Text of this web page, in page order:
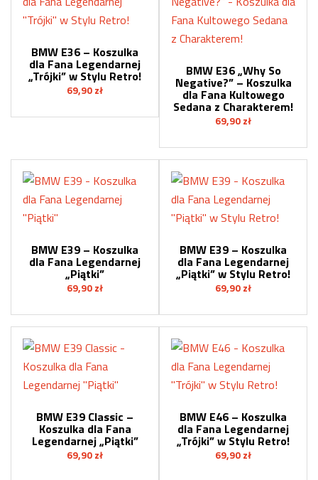
BMW E36 – Koszulka
dla Fana Legendarnej
„Trójki” w Stylu Retro!
69,90 zł
BMW E36 „Why So
Negative?” – Koszulka
dla Fana Kultowego
Sedana z Charakterem!
69,90 zł
BMW E39 – Koszulka
dla Fana Legendarnej
„Piątki”
69,90 zł
BMW E39 – Koszulka
dla Fana Legendarnej
„Piątki” w Stylu Retro!
69,90 zł
BMW E39 Classic –
Koszulka dla Fana
Legendarnej „Piątki”
69,90 zł
BMW E46 – Koszulka
dla Fana Legendarnej
„Trójki” w Stylu Retro!
69,90 zł